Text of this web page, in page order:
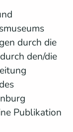
durch die
den/die
Publikation